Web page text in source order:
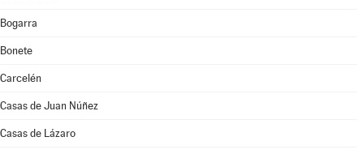
Bogarra
Bonete
Carcelén
Casas de Juan Núñez
Casas de Lázaro